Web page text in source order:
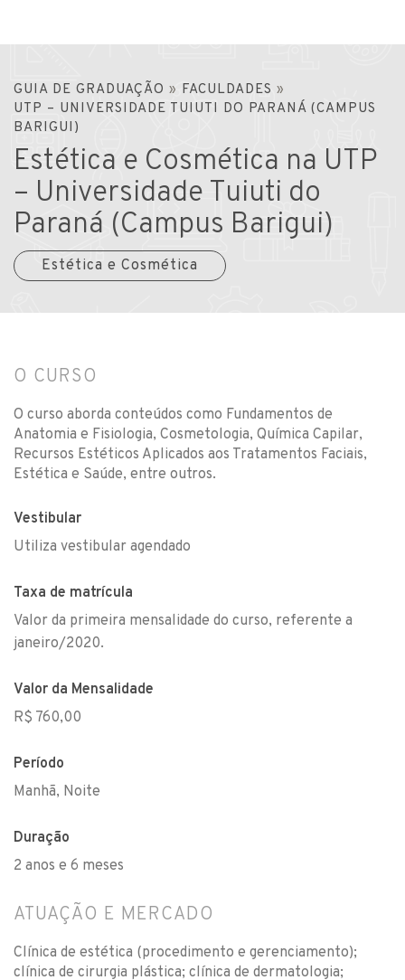
GUIA DE GRADUAÇÃO » FACULDADES »
UTP – UNIVERSIDADE TUIUTI DO PARANÁ (CAMPUS
BARIGUI)
Estética e Cosmética na UTP
– Universidade Tuiuti do
Paraná (Campus Barigui)
Estética e Cosmética
O CURSO
O curso aborda conteúdos como Fundamentos de
Anatomia e Fisiologia, Cosmetologia, Química Capilar,
Recursos Estéticos Aplicados aos Tratamentos Faciais,
Estética e Saúde, entre outros.
Vestibular
Utiliza vestibular agendado
Taxa de matrícula
Valor da primeira mensalidade do curso, referente a
janeiro/2020.
Valor da Mensalidade
R$ 760,00
Período
Manhã, Noite
Duração
2 anos e 6 meses
ATUAÇÃO E MERCADO
Clínica de estética (procedimento e gerenciamento);
clínica de cirurgia plástica; clínica de dermatologia;